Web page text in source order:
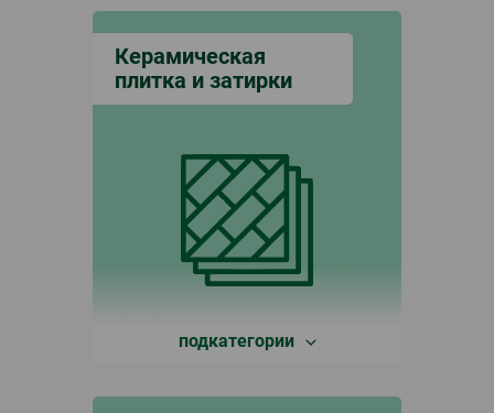
Керамическая
плитка и затирки
подкатегории